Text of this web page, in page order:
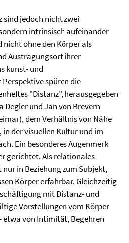
sind jedoch nicht zwei
intrinsisch aufeinander
nicht ohne den Körper als
Austragungsort ihrer
kunst- und
spüren die
"Distanz", herausgegeben
Degler und Jan von Brevern
dem Verhältnis von Nähe
in der visuellen Kultur und im
Ein besonderes Augenmerk
gerichtet. Als relationales
in Beziehung zum Subjekt,
Körper erfahrbar. Gleichzeitig
mit Distanz- und
Vorstellungen vom Körper
etwa von Intimität, Begehren